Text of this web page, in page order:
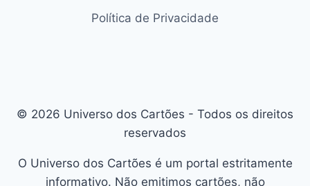
Política de Privacidade
© 2026 Universo dos Cartões - Todos os direitos
reservados
O Universo dos Cartões é um portal estritamente
informativo. Não emitimos cartões, não